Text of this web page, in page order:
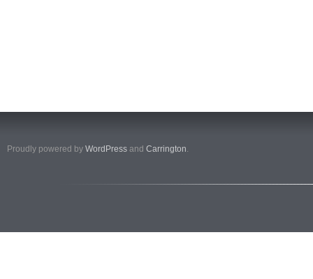
Proudly powered by WordPress and Carrington